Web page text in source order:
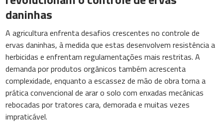
daninhas
A agricultura enfrenta desafios crescentes no controle de
ervas daninhas, à medida que estas desenvolvem resistência a
herbicidas e enfrentam regulamentações mais restritas. A
demanda por produtos orgânicos também acrescenta
complexidade, enquanto a escassez de mão de obra torna a
prática convencional de arar o solo com enxadas mecânicas
rebocadas por tratores cara, demorada e muitas vezes
impraticável.